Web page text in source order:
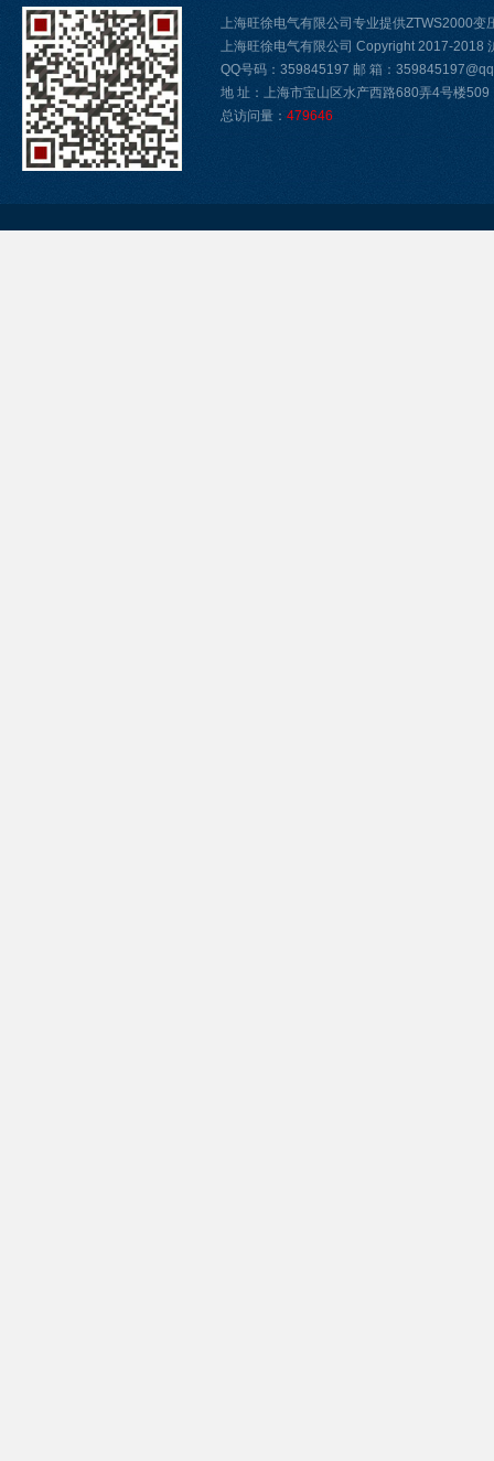
上海旺徐电气有限公司专业提供ZTWS2000
上海旺徐电气有限公司 Copyright 2017-2018
QQ号码：359845197 邮 箱：
地 址：上海市宝山区水产西路680弄4号楼509
总访问量： 479646